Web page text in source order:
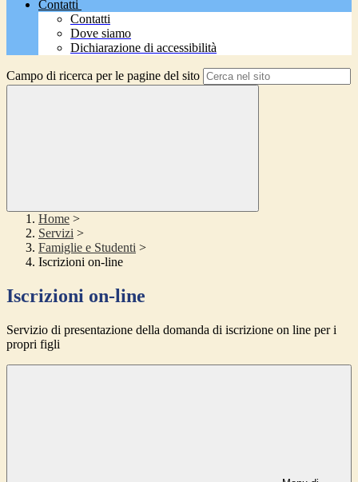
Contatti
Contatti
Dove siamo
Dichiarazione di accessibilità
Campo di ricerca per le pagine del sito
Home >
Servizi >
Famiglie e Studenti >
Iscrizioni on-line
Iscrizioni on-line
Servizio di presentazione della domanda di iscrizione on line per i
propri figli